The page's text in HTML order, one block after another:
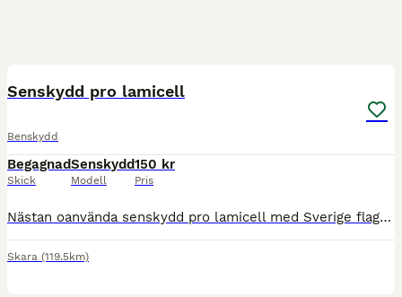
Senskydd pro lamicell
Benskydd
Begagnad
Skick
Senskydd
Modell
150 kr
Pris
Nästan oanvända senskydd pro lamicell med Sverige flagga. Storlek L/full. Finns utanför Götene men kan skickas eller mötas upp.
Skara (119.5km)